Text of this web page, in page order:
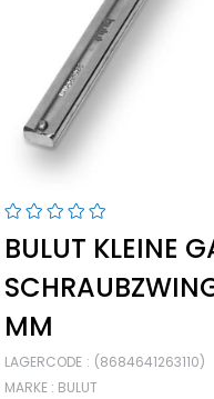
BULUT KLEINE
MM
LAGERCODE
(8684641263110)
MARKE : BULUT